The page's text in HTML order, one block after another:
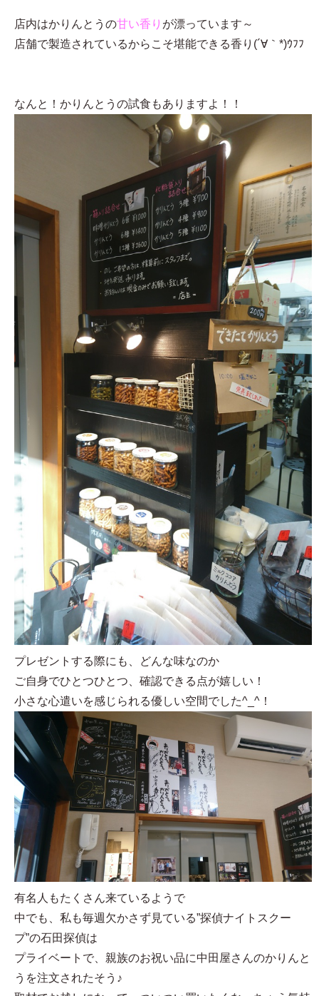
店内はかりんとうの甘い香り が漂っています～
店舗で製造されているからこそ堪能できる香り(´∀｀*)ｳﾌﾌ
なんと！かりんとうの試食もありますよ！！
プレゼントする際にも、どんな味なのか
ご自身でひとつひとつ、確認できる点が嬉しい！
小さな心遣いを感じられる優しい空間でした^_^！
有名人もたくさん来ているようで
中でも、私も毎週欠かさず見ている”探偵ナイトスクー
プ”の石田探偵は
プライベートで、親族のお祝い品に中田屋さんのかりんと
うを注文されたそう♪